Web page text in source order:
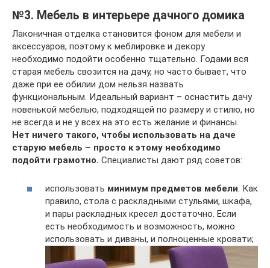
№3. Мебель в интерьере дачного домика
Лаконичная отделка становится фоном для мебели и
аксессуаров, поэтому к меблировке и декору
необходимо подойти особенно тщательно. Годами вся
старая мебель свозится на дачу, но часто бывает, что
даже при ее обилии дом нельзя назвать
функциональным. Идеальный вариант – оснастить дачу
новенькой мебелью, подходящей по размеру и стилю, но
не всегда и не у всех на это есть желание и финансы.
Нет ничего такого, чтобы использовать на даче
старую мебель – просто к этому необходимо
подойти грамотно. Специалисты дают ряд советов:
использовать минимум предметов мебели. Как
правило, стола с раскладными стульями, шкафа,
и пары раскладных кресел достаточно. Если
есть необходимость и возможность, можно
использовать и диваны, и полноценные кровати;